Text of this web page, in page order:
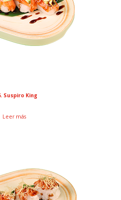
Suspiro King
Leer más